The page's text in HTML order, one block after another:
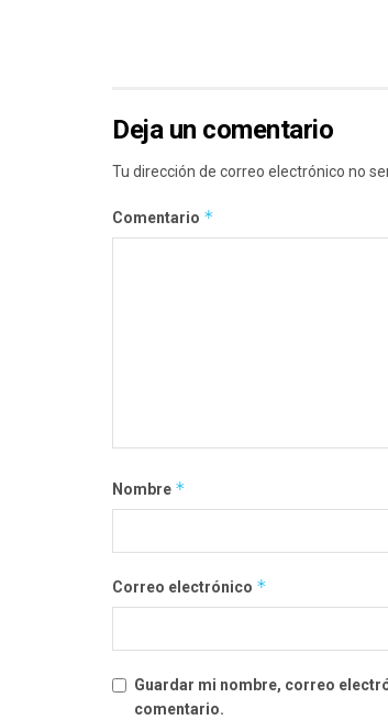
Deja un comentario
Tu dirección de correo electrónico no
Comentario *
Nombre *
Correo electrónico *
Guardar mi nombre, correo
comentario.